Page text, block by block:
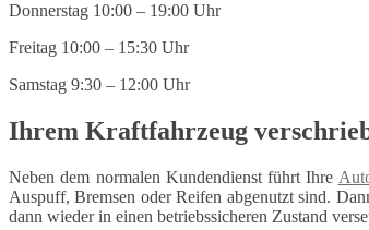
Donnerstag 10:00 – 19:00 Uhr
Freitag 10:00 – 15:30 Uhr
Samstag 9:30 – 12:00 Uhr
Ihrem Kraftfahrzeug
Neben dem normalen Kundendienst führt Ihre
Auspuff, Bremsen oder Reifen abgenutzt sind.
dann wieder in einen betriebssicheren Zustand